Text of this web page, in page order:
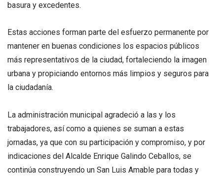
basura y excedentes.
Estas acciones forman parte del esfuerzo permanente por
mantener en buenas condiciones los espacios públicos
más representativos de la ciudad, fortaleciendo la imagen
urbana y propiciando entornos más limpios y seguros para
la ciudadanía.
La administración municipal agradeció a las y los
trabajadores, así como a quienes se suman a estas
jornadas, ya que con su participación y compromiso, y por
indicaciones del Alcalde Enrique Galindo Ceballos, se
continúa construyendo un San Luis Amable para todas y